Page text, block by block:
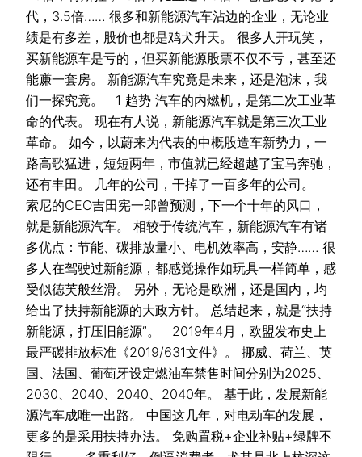
代，3.5倍…… 很多和新能源汽车沾边的企业，无论业
绩是有多差，股价也都是鸡犬升天。 很多人开玩笑，
买新能源车是亏的，但买新能源股票不仅不亏，甚至还
能赚一套房。 新能源汽车究竟是未来，还是泡沫，我
们一探究竟。 1 趋势 汽车的内燃机，是第二次工业革
命的代表。 现在有人说，新能源汽车就是第三次工业
革命。 如今，以蔚来为代表的中概股造车新势力，一
路高歌猛进，短短两年，市值就已经超越了宝马奔驰，
还有丰田。 几年的公司，干掉了一百多年的公司。
索尼的CEO吉田宪一郎曾预测，下一个十年的风口，
就是新能源汽车。 相较于传统汽车，新能源汽车有诸
多优点：节能、碳排放量小、电机效率高，安静…… 很
多人在驾驶过新能源，都感觉操作如玩具一样简单，感
受似德芙般丝滑。 另外，无论是欧洲，还是国内，均
给出了扶持新能源的大政方针。 总结起来，就是“扶持
新能源，打压旧能源”。 2019年4月，欧盟发布史上
最严碳排放标准《2019/631文件》。 挪威、荷兰、英
国、法国、葡萄牙设定燃油车禁售时间分别为2025、
2030、2040、2040、2040年。 基于此，发展新能
源汽车成唯一出路。 中国这几年，对电动车的发展，
更多的是采用扶持办法。 免购置税+企业补贴+绿牌不